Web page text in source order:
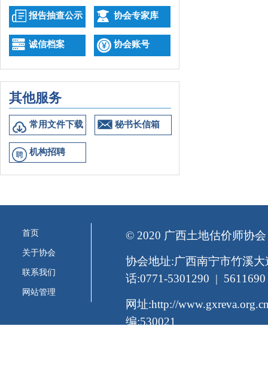
报告抽查公示 协会专家库
诚信档案 协会账号
其他服务
常用文件下载 秘书长信箱
机构招聘
首页
关于协会
联系我们
网站管理
© 2020 广西土地估价师协会
协会地址:广西南宁市竹溪
话:0771-5301290 | 5611690
网址:http://
编:530021